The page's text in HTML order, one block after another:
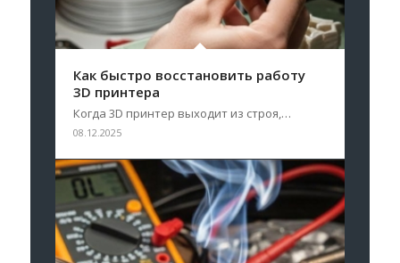
Как быстро восстановить работу
3D принтера
Когда 3D принтер выходит из строя,…
08.12.2025